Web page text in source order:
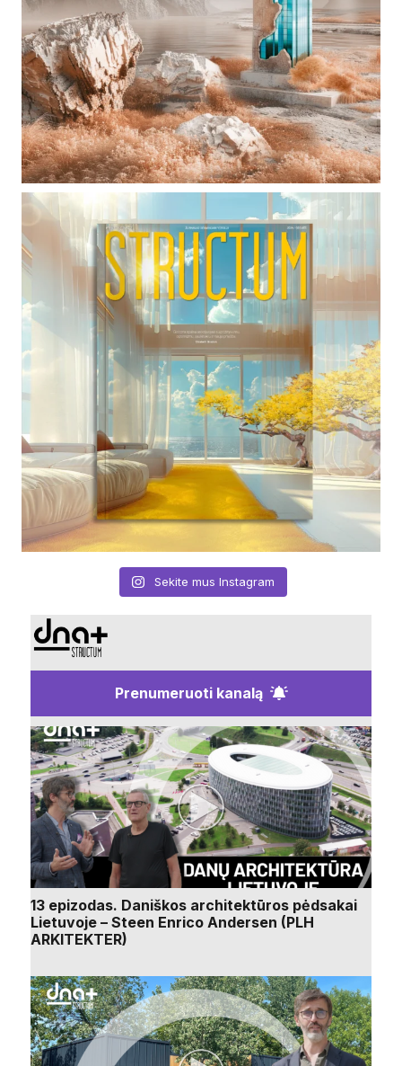
Sekite mus Instagram
Prenumeruoti kanalą
13 epizodas. Daniškos architektūros pėdsakai
Lietuvoje – Steen Enrico Andersen (PLH
ARKITEKTER)